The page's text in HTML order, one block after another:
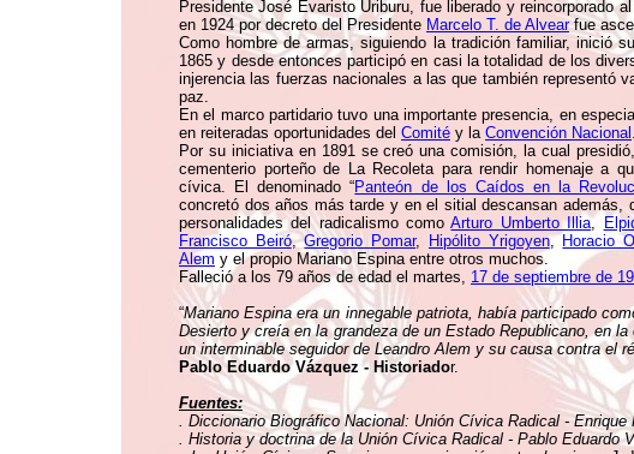
Presidente José Evaristo Uriburu, fue liberado y reincorporado
en 1924 por decreto del Presidente Marcelo T. de Alvearfue
Como hombre de armas, siguiendo la tradición familiar, inició
1865 y desde entonces participó en casi la totalidad de los
injerencia las fuerzas nacionales a las que también representó
paz.
En el marco partidario tuvo una importante presencia, en
en reiteradas oportunidades del Comité y la Convención Nacional .
Por su iniciativa en 1891 se creó una comisión, la cual
cementerio porteño de La Recoleta para rendir homenaje a
cívica. El denominado “Panteón de los Caídos en la
concretó dos años más tarde y en el sitial descansan además,
personalidades del radicalismo comoArturo Umberto Illia,
Francisco Beiró,Gregorio Pomar, Hipólito Yrigoyen, Horacio
Alem y el propio Mariano Espina entre otros muchos.
Falleció a los 79 años de edad el martes, 17 de septiembre de
“Mariano Espina era un innegable patriota, había participado
Desierto y creía en la grandeza de un Estado Republicano, en
un interminable seguidor de Leandro Alem y su causa contra el
Pablo Eduardo Vázquez - Historiador.
Fuentes:
. Diccionario Biográfico Nacional: Unión Cívica Radical -
. Historia y doctrina de la Unión Cívica Radical - Pablo Eduardo